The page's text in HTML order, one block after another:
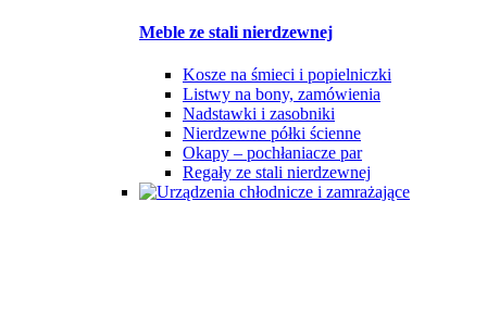
Meble ze stali nierdzewnej
Kosze na śmieci i popielniczki
Listwy na bony, zamówienia
Nadstawki i zasobniki
Nierdzewne półki ścienne
Okapy – pochłaniacze par
Regały ze stali nierdzewnej